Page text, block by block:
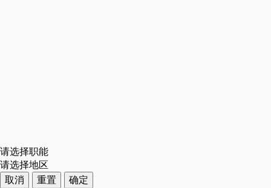
请选择职能
请选择地区
取消
重置
确定